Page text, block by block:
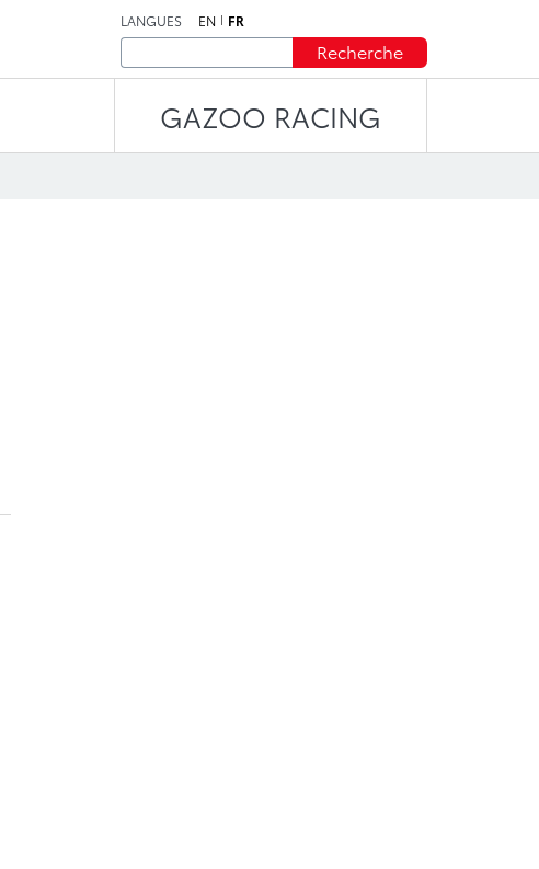
LANGUES EN FR
Recherche
GAZOO RACING